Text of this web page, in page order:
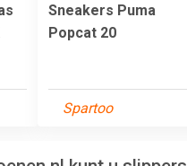
Sneakers Puma
Popcat 20
Spartoo